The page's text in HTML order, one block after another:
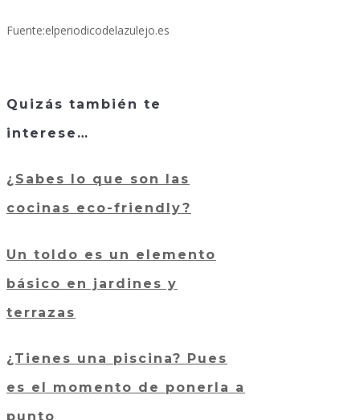
Fuente:elperiodicodelazulejo.es
Quizás también te
interese…
¿Sabes lo que son las
cocinas eco-friendly?
Un toldo es un elemento
básico en jardines y
terrazas
¿Tienes una piscina? Pues
es el momento de ponerla a
punto